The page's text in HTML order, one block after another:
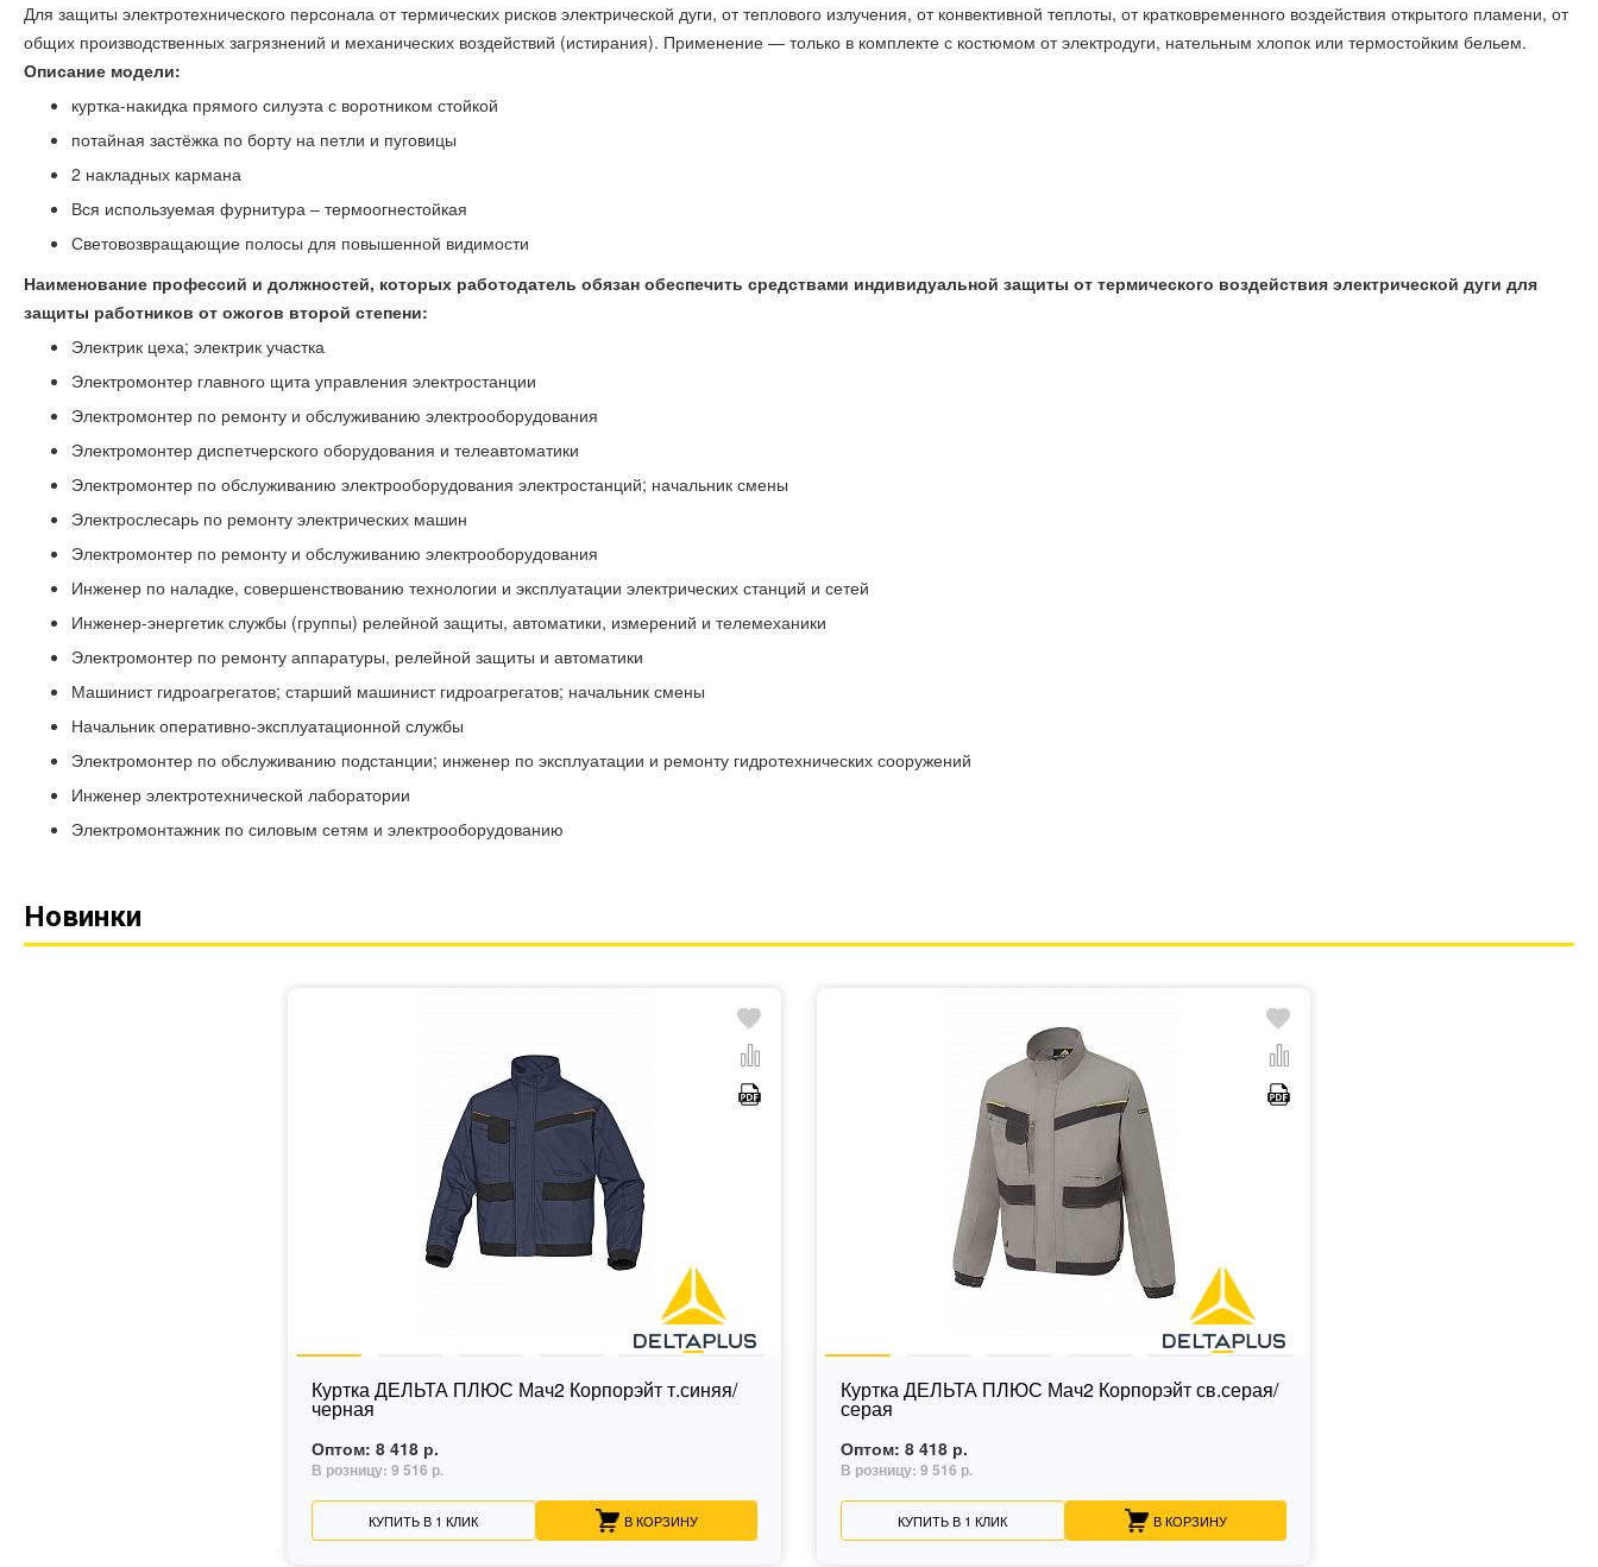
Для защиты электротехнического персонала от термических рисков электрической дуги, от теплового излучения, от конвективной теплоты, от кратковременного воздействия открытого пламени, от
общих производственных загрязнений и механических воздействий (истирания). Применение — только в комплекте с костюмом от электродуги, нательным хлопок или термостойким бельем.
Описание модели:
куртка-накидка прямого силуэта с воротником стойкой
потайная застёжка по борту на петли и пуговицы
2 накладных кармана
Вся используемая фурнитура – термоогнестойкая
Световозвращающие полосы для повышенной видимости
Наименование профессий и должностей, которых работодатель обязан обеспечить средствами индивидуальной защиты от термического воздействия электрической дуги для
защиты работников от ожогов второй степени:
Электрик цеха; электрик участка
Электромонтер главного щита управления электростанции
Электромонтер по ремонту и обслуживанию электрооборудования
Электромонтер диспетчерского оборудования и телеавтоматики
Электромонтер по обслуживанию электрооборудования электростанций; начальник смены
Электрослесарь по ремонту электрических машин
Электромонтер по ремонту и обслуживанию электрооборудования
Инженер по наладке, совершенствованию технологии и эксплуатации электрических станций и сетей
Инженер-энергетик службы (группы) релейной защиты, автоматики, измерений и телемеханики
Электромонтер по ремонту аппаратуры, релейной защиты и автоматики
Машинист гидроагрегатов; старший машинист гидроагрегатов; начальник смены
Начальник оперативно-эксплуатационной службы
Электромонтер по обслуживанию подстанции; инженер по эксплуатации и ремонту гидротехнических сооружений
Инженер электротехнической лаборатории
Электромонтажник по силовым сетям и электрооборудованию
Новинки
Куртка ДЕЛЬТА ПЛЮС Мач2 Корпорэйт т.синяя/
черная
Оптом: 8 418 р.
В розницу: 9 516 р.
КУПИТЬ В 1 КЛИК В КОРЗИНУ
Куртка ДЕЛЬТА ПЛЮС Мач2 Корпорэйт св.серая/
серая
Оптом: 8 418 р.
В розницу: 9 516 р.
КУПИТЬ В 1 КЛИК В КОРЗИНУ